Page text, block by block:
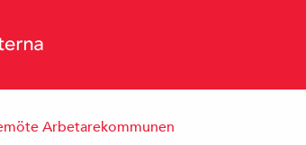
Arbetarekommunen